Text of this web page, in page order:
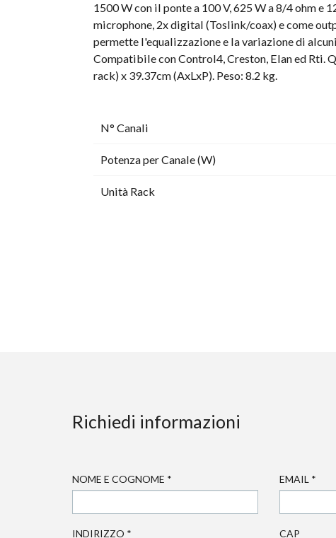
1500 W con il ponte a 100 V, 625 W a 8/4 ohm e
microphone, 2x digital (Toslink/coax) e come
permette l'equalizzazione e la variazione di
Compatibile con Control4, Creston, Elan ed Rti.
rack) x 39.37cm (AxLxP). Peso: 8.2 kg.
N° Canali
Potenza per Canale (W)
Unità Rack
Richiedi informazioni
NOME E COGNOME * EMAIL *
INDIRIZZO * CAP